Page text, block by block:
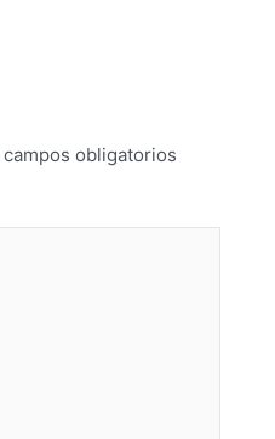
campos obligatorios